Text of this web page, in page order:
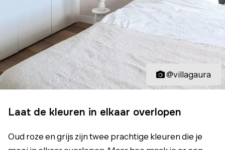
@villagaura
Laat de kleuren in elkaar overlopen
Oud roze en grijs zijn twee prachtige kleuren die je